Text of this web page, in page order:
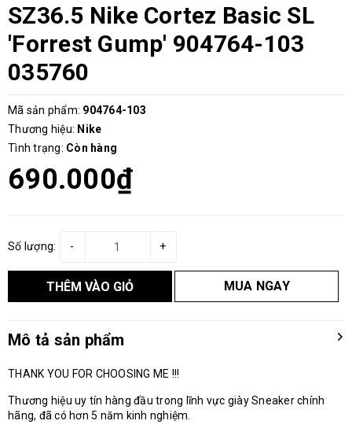
SZ36.5 Nike Cortez Basic SL
'Forrest Gump' 904764-103
035760
Mã sản phẩm: 904764-103
Thương hiệu: Nike
Tình trạng: Còn hàng
690.000₫
Số lượng: +
-
THÊM VÀO GIỎ MUA NGAY
Mô tả sản phẩm
THANK YOU FOR CHOOSING ME !!!
Thương hiệu uy tín hàng đầu trong lĩnh vực giày Sneaker chính
hãng, đã có hơn 5 năm kinh nghiệm.